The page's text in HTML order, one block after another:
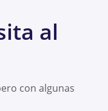
al
con algunas